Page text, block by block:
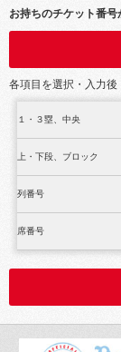
お持ちのチケット番号
各項目を選択・入力後
１・３塁、中央
上・下段、ブロック
列番号
席番号